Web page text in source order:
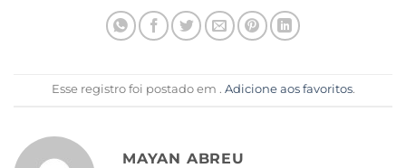
Esse registro foi postado em . Adicione aos favoritos.
MAYAN ABREU